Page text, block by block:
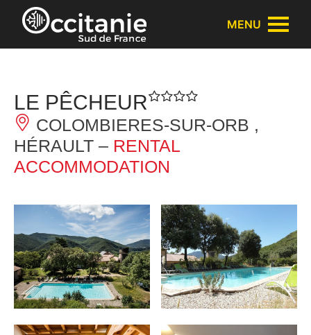
Cookies management panel
MENU
LE PÊCHEUR
COLOMBIERES-SUR-ORB ,
HÉRAULT – RENTAL
ACCOMMODATION